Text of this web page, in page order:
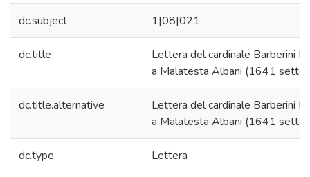
dc.subject 1|08|021
dc.title
Lettera del cardinale Barberini
a Malatesta Albani (1641
dc.title.alternative
Lettera del cardinale Barberini
a Malatesta Albani (1641
dc.type Lettera